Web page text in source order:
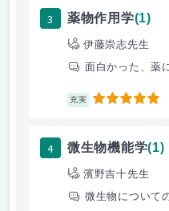
3 薬物作用学(1)
伊藤崇志先生
面白かった、薬
充実 5
4 微生物機能学(1)
濱野吉十先生
微生物について